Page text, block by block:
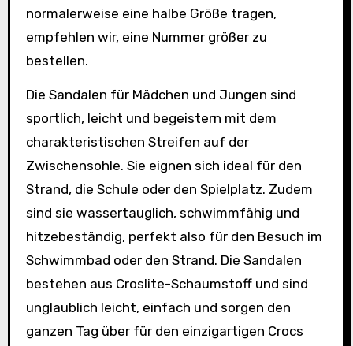
normalerweise eine halbe Größe tragen,
empfehlen wir, eine Nummer größer zu
bestellen.
Die Sandalen für Mädchen und Jungen sind
sportlich, leicht und begeistern mit dem
charakteristischen Streifen auf der
Zwischensohle. Sie eignen sich ideal für den
Strand, die Schule oder den Spielplatz. Zudem
sind sie wassertauglich, schwimmfähig und
hitzebeständig, perfekt also für den Besuch im
Schwimmbad oder den Strand. Die Sandalen
bestehen aus Croslite-Schaumstoff und sind
unglaublich leicht, einfach und sorgen den
ganzen Tag über für den einzigartigen Crocs